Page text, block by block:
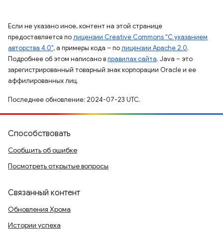
Если не указано иное, контент на этой странице
предоставляется полицензии Creative Commons "С указанием
авторства 4.0", а примеры кода – полицензии Apache 2.0.
Подробнее об этом написано вправилах сайта. Java – это
зарегистрированный товарный знак корпорации Oracle и ее
аффилированных лиц.
Последнее обновление: 2024-07-23 UTC.
Способствовать
Сообщить об ошибке
Посмотреть открытые вопросы
Связанный контент
Обновления Хрома
Истории успеха